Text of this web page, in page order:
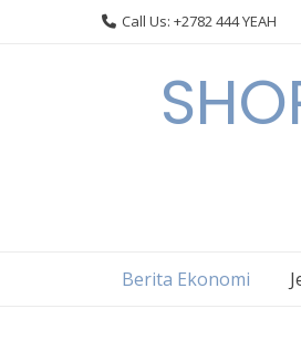
Call Us: +2782 444 YEAH
Berita Ekonomi